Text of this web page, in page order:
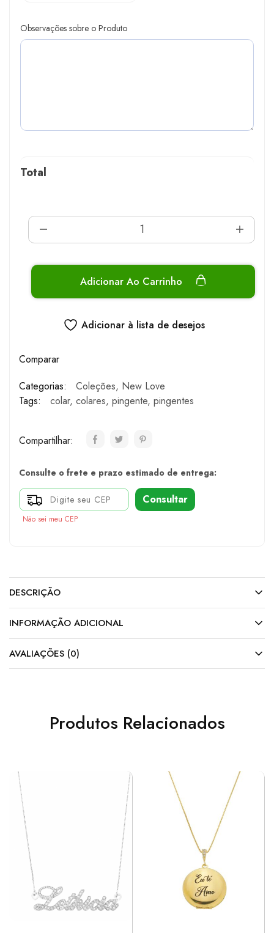
Observações sobre o Produto
Total
Adicionar Ao Carrinho
Adicionar à lista de desejos
Comparar
Categorias:
Coleções, New Love
Tags:
colar, colares, pingente, pingentes
Compartilhar:
Consulte o frete e prazo estimado de entrega:
Consultar
Não sei meu CEP
DESCRIÇÃO
INFORMAÇÃO ADICIONAL
AVALIAÇÕES (0)
Produtos Relacionados